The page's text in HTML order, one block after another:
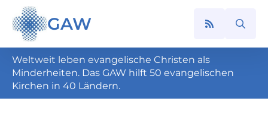
GAW
Search
Weltweit leben evangelische Christen als
Minderheiten. Das GAW hilft 50 evangelischen
Kirchen in 40 Ländern.